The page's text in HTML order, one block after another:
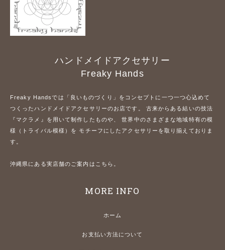
ハンドメイドアクセサリー
Freaky Hands
Freaky Handsでは「良いものづくり」をコンセプトに一つ一つ心込めて
つくったハンドメイドアクセサリーのお店です。 古来からある結いの技法
『マクラメ』を用いて制作したものや、 世界中のさまざまな地域特有の模
様（トライバル模様）を モチーフにしたアクセサリーを取り揃えておりま
す。
沖縄県にある実店舗のご案内はこちら。
MORE INFO
ホーム
お支払い方法について